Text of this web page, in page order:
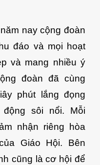
nay cộng đoàn
đáo và mọi hoạt
và mang nhiều ý
đoàn đã cùng
phút lắng đọng
sôi nổi. Mỗi
nhận riêng hòa
Giáo Hội. Bên
cũng là cơ hội để